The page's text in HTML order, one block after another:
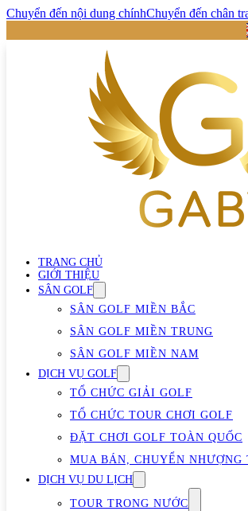
Chuyển đến nội dung chínhChuyển đến chân
TRANG CHỦ
GIỚI THIỆU
SÂN GOLF
SÂN GOLF MIỀN BẮC
SÂN GOLF MIỀN TRUNG
SÂN GOLF MIỀN NAM
DỊCH VỤ GOLF
TỔ CHỨC GIẢI GOLF
TỔ CHỨC TOUR CHƠI GOLF
ĐẶT CHƠI GOLF TOÀN QUỐC
MUA BÁN, CHUYỂN
DỊCH VỤ DU LỊCH
TOUR TRONG NƯỚC